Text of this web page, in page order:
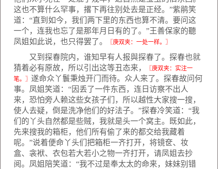
这也不算什么罕事，撂下再往别处去是正经。”紫鹃笑
道：“直到如今，我们两下里的东西也算不清。要问这
一个，连我也忘了是那年月日有的了。”王善保家的聽
凤姐如此说，也只得罢了。
〖庚双夹：一处一样。〗
又到探春院内，谁知早有人报與探春了。探春也就
猜着必有原故，所以引出这等丑态来，
〖庚双夹：实注一
笔。〗 遂命众丫鬟秉烛开门而待。众人来了。探春故问何
事。凤姐笑道：“因丢了一件东西，连日访察不出人
来，恐怕旁人赖这些女孩子们，所以越性大家搜一搜，
使人去疑，倒是洗净他们的好法子。”探春冷笑道：“我
们的丫头自然都是些贼，我就是头一个窝主。既如此，
先来搜我的箱柜，他们所有偷了来的都交给我藏着
呢。”说着便命丫头们把箱柜一齐打开，将镜奁、妆
盒、衾袱、衣包若大若小之物一齐打开，请凤姐去抄
阅。凤姐陪笑道：“我不过是奉太太的命来，妹妹别错